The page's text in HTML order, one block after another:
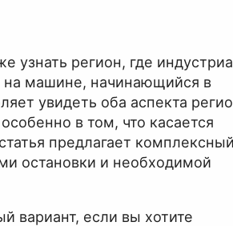
узнать регион, где
на машине, начинающийся в
увидеть оба аспекта
в том, что касается
предлагает
остановки и необходимой
вариант, если вы хотите